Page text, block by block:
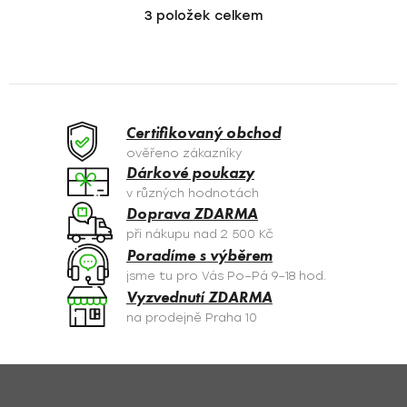
O
á
c
í
p
r
v
k
y
v
ý
p
s
3 položek celkem
Certifikovaný obchod
ověřeno zákazníky
Dárkové poukazy
v různých hodnotách
Doprava ZDARMA
při nákupu nad 2 500 Kč
Poradíme s výběrem
jsme tu pro Vás Po–Pá 9–18 hod.
Vyzvednutí ZDARMA
na prodejně Praha 10